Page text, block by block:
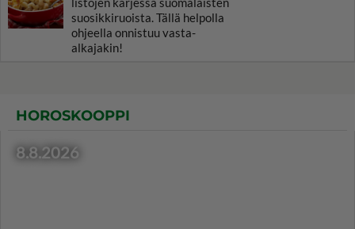
suosikkiruoista. Tällä helpolla
ohjeella onnistuu vasta-
alkajakin!
HOROSKOOPPI
8.8.2026